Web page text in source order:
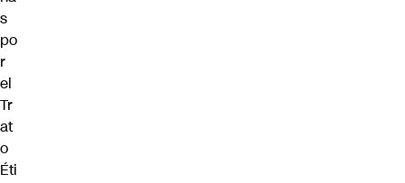
s
po
r
el
Tr
at
o
Éti